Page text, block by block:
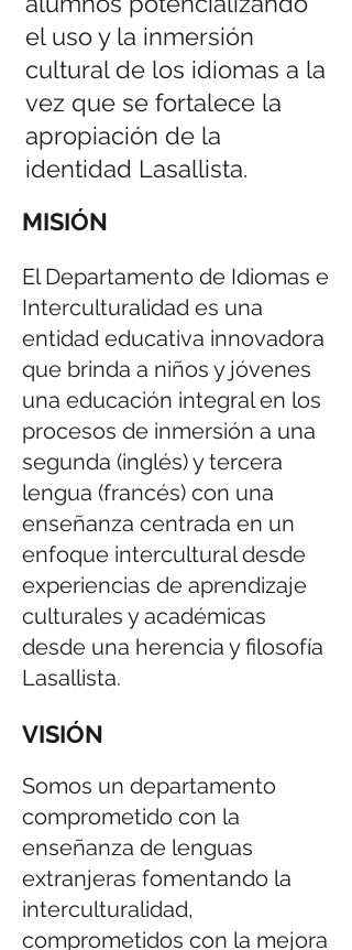
el uso y la inmersión
cultural de los idiomas a la
vez que se fortalece la
apropiación de la
identidad Lasallista.
MISIÓN
El Departamento de Idiomas e
Interculturalidad es una
entidad educativa innovadora
que brinda a niños y jóvenes
una educación integral en los
procesos de inmersión a una
segunda (inglés) y tercera
lengua (francés) con una
enseñanza centrada en un
enfoque intercultural desde
experiencias de aprendizaje
culturales y académicas
desde una herencia y filosofía
Lasallista.
VISIÓN
Somos un departamento
comprometido con la
enseñanza de lenguas
extranjeras fomentando la
interculturalidad,
comprometidos con la mejora